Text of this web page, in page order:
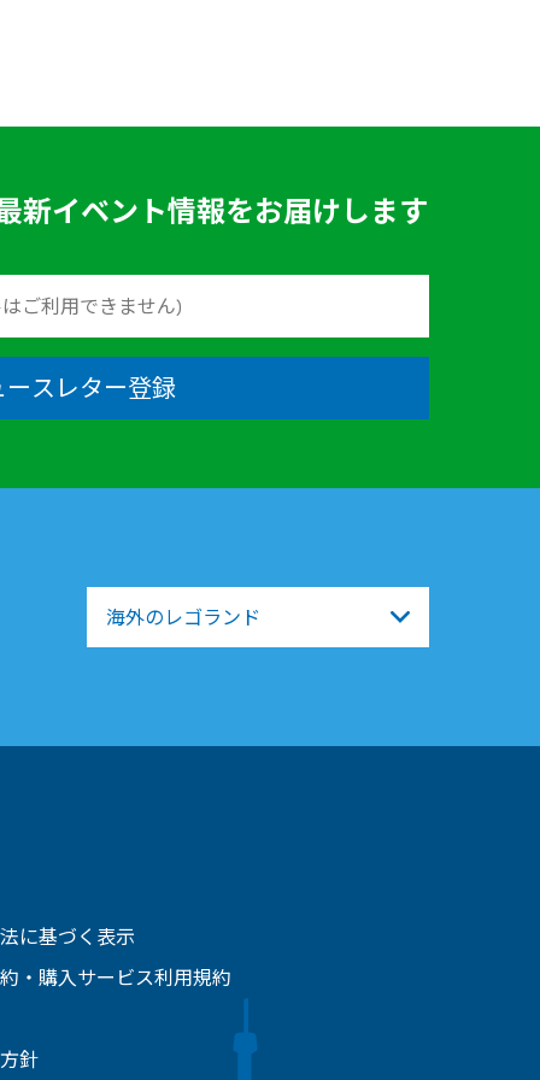
新イベント情報をお届けします
ースレター登録
海外のレゴランド
に基づく表示
・購入サービス利用規約
針